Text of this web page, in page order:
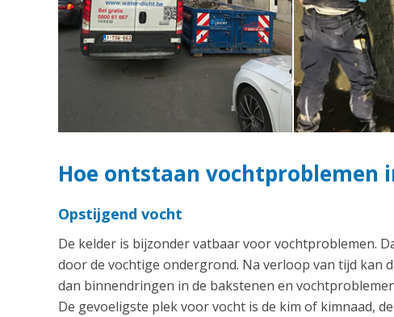
Hoe ontstaan vochtproblemen
Opstijgend vocht
De kelder is bijzonder vatbaar voor vochtproblemen.
door de vochtige ondergrond. Na verloop van tijd kan
dan binnendringen in de bakstenen en
De gevoeligste plek voor vocht is de kim of kimnaad,